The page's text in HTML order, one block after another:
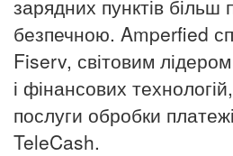
зарядних пунктів
безпечною. Amperfied
Fiserv, світовим
і фінансових
послуги обробки
TeleCash.